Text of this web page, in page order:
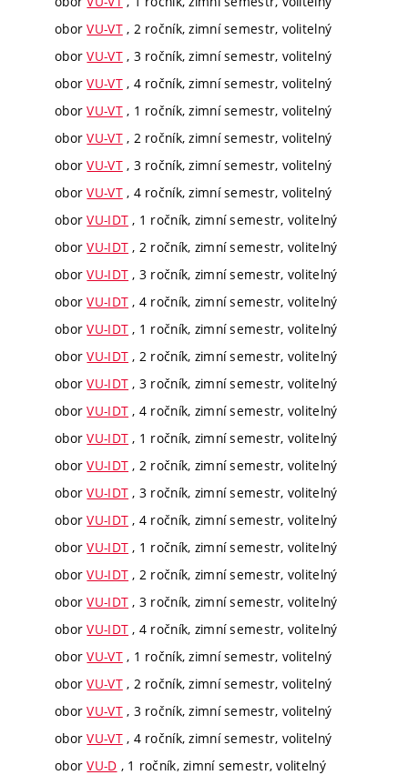
oborVU-VT, 2 ročník, zimní semestr, volitelný
oborVU-VT, 3 ročník, zimní semestr, volitelný
oborVU-VT, 4 ročník, zimní semestr, volitelný
oborVU-VT, 1 ročník, zimní semestr, volitelný
oborVU-VT, 2 ročník, zimní semestr, volitelný
oborVU-VT, 3 ročník, zimní semestr, volitelný
oborVU-VT, 4 ročník, zimní semestr, volitelný
oborVU-IDT , 1 ročník, zimní semestr, volitelný
oborVU-IDT , 2 ročník, zimní semestr, volitelný
oborVU-IDT , 3 ročník, zimní semestr, volitelný
oborVU-IDT , 4 ročník, zimní semestr, volitelný
oborVU-IDT , 1 ročník, zimní semestr, volitelný
oborVU-IDT , 2 ročník, zimní semestr, volitelný
oborVU-IDT , 3 ročník, zimní semestr, volitelný
oborVU-IDT , 4 ročník, zimní semestr, volitelný
oborVU-IDT , 1 ročník, zimní semestr, volitelný
oborVU-IDT , 2 ročník, zimní semestr, volitelný
oborVU-IDT , 3 ročník, zimní semestr, volitelný
oborVU-IDT , 4 ročník, zimní semestr, volitelný
oborVU-IDT , 1 ročník, zimní semestr, volitelný
oborVU-IDT , 2 ročník, zimní semestr, volitelný
oborVU-IDT , 3 ročník, zimní semestr, volitelný
oborVU-IDT , 4 ročník, zimní semestr, volitelný
oborVU-VT, 1 ročník, zimní semestr, volitelný
oborVU-VT, 2 ročník, zimní semestr, volitelný
oborVU-VT, 3 ročník, zimní semestr, volitelný
oborVU-VT, 4 ročník, zimní semestr, volitelný
oborVU-D , 1 ročník, zimní semestr, volitelný